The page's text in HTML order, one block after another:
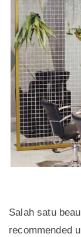
Salah satu
recommended